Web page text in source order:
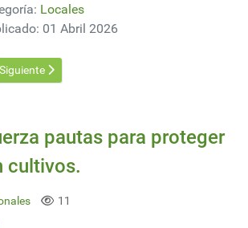
Locales
01 Abril 2026
Presidente de OSE dijo que las lluvias "han
Artículo siguiente: Estos son los nuevos precios
Siguiente
pautas para proteger
cultivos.
11